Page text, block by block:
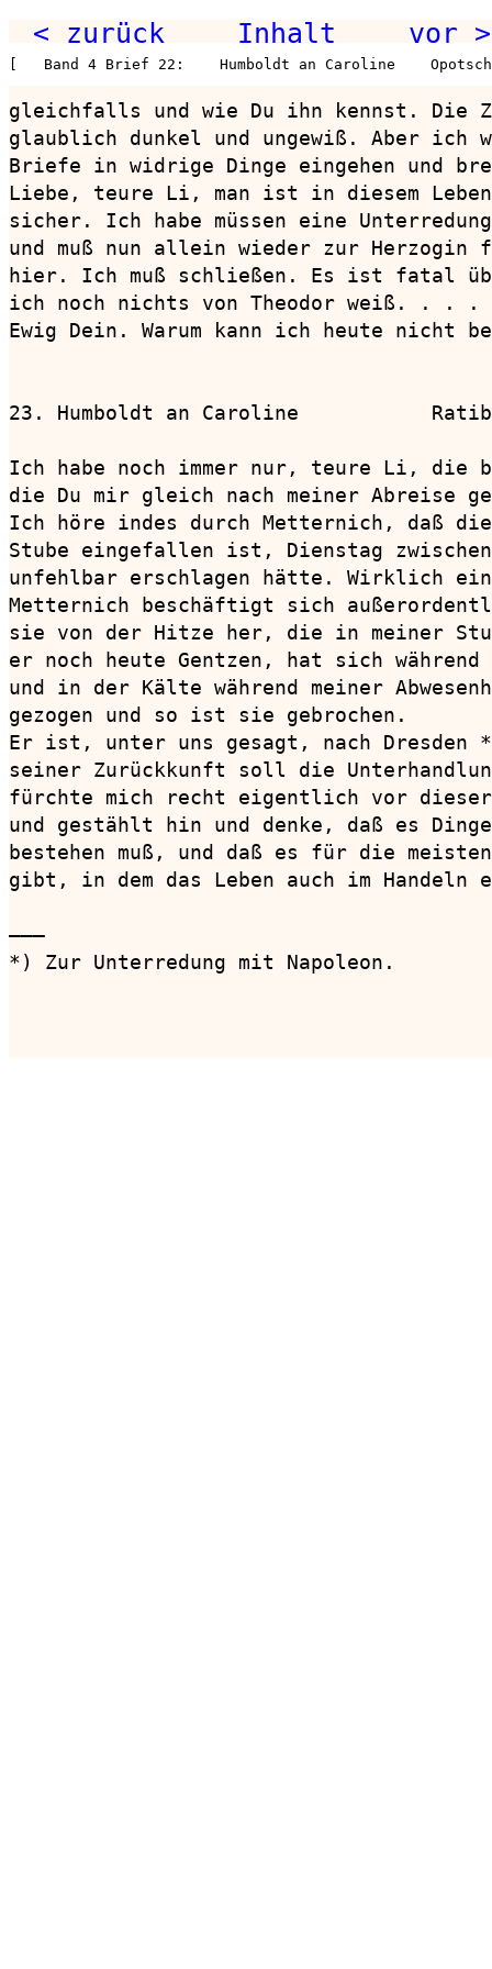
< zurück Inhalt vor >
[   Band 4 Brief 22:    Humboldt an Caroline
gleichfalls und wie Du ihn kennst. Die
glaublich dunkel und ungewiß. Aber
Briefe in widrige Dinge eingehen und
Liebe, teure Li, man ist in diesem
sicher. Ich habe müssen eine
und muß nun allein wieder zur Herzogin
hier. Ich muß schließen. Es ist fatal
ich noch nichts von Theodor weiß. . . .
Ewig Dein. Warum kann ich heute nicht
23. Humboldt an Caroline
Ich habe noch immer nur, teure Li, die
die Du mir gleich nach meiner Abreise
Ich höre indes durch Metternich, daß
Stube eingefallen ist, Dienstag
unfehlbar erschlagen hätte. Wirklich
Metternich beschäftigt sich
sie von der Hitze her, die in meiner
er noch heute Gentzen, hat sich während
und in der Kälte während meiner
gezogen und so ist sie gebrochen.
Er ist, unter uns gesagt, nach Dresden
seiner Zurückkunft soll die
fürchte mich recht eigentlich vor
und gestählt hin und denke, daß es
bestehen muß, und daß es für die meisten
gibt, in dem das Leben auch im
———
*) Zur Unterredung mit Napoleon.